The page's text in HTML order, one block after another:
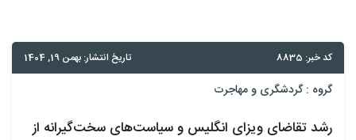
خبر: 8835 تاریخ انتشار: بهمن 19, 1404
:گردشگری و مهاجرت
تقاضای ویزای انگلیس و سیاست‌های سخت‌گیرانه‌ از